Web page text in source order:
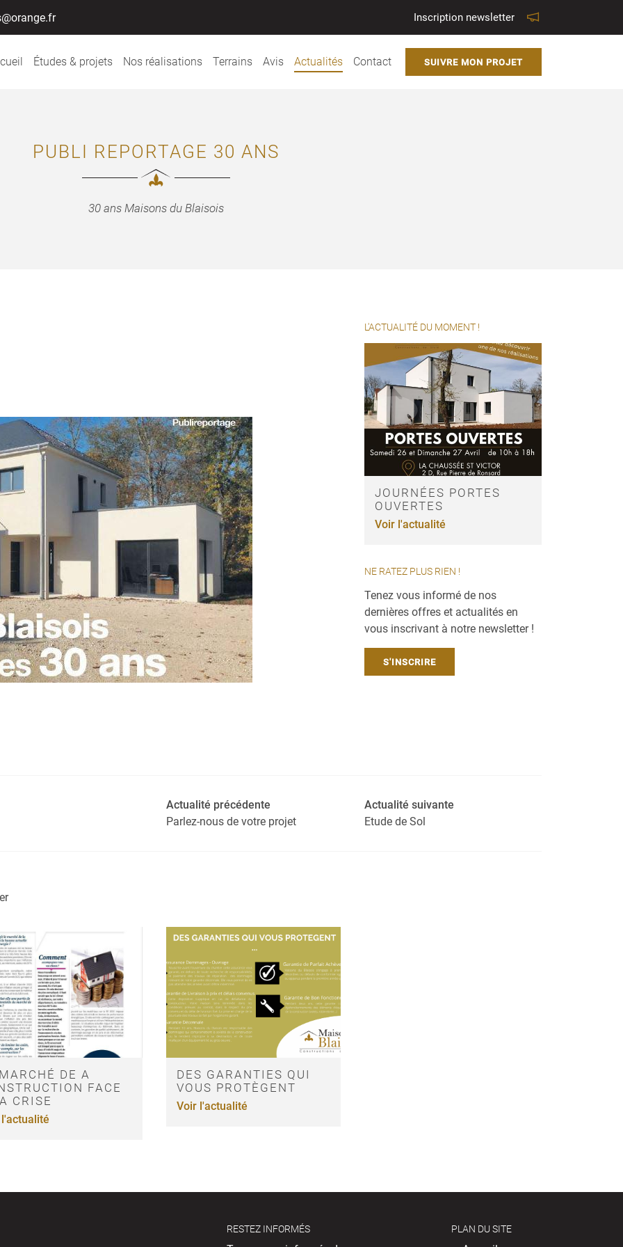
Inscription newsletter
Études & projets Nos réalisations Terrains Avis Actualités Contact SUIVRE MON PROJET
PUBLI REPORTAGE 30 ANS
30 ans Maisons du Blaisois
L'ACTUALITÉ DU MOMENT !
JOURNÉES PORTES
OUVERTES
Voir l'actualité
NE RATEZ PLUS RIEN !
Tenez vous informé de nos
dernières offres et actualités en
vous inscrivant à notre newsletter !
S'INSCRIRE
Actualité précédente
Parlez-nous de votre projet
Actualité suivante
Etude de Sol
DE A
FACE
CRISE
DES GARANTIES QUI
VOUS PROTÈGENT
Voir l'actualité
RESTEZ INFORMÉS PLAN DU SITE